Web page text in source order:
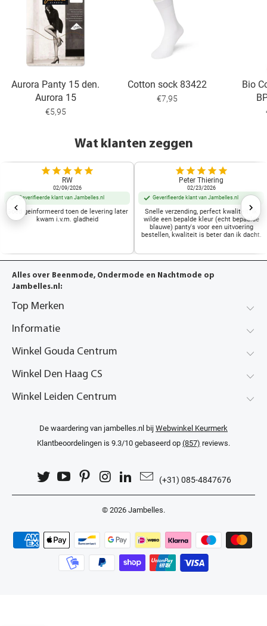
Aurora Panty 15 den.
Aurora 15
€5,95
Cotton sock 83422
€7,95
Bio
Wat klanten zeggen
RW
02/09/2026
Geverifieerde klant van Jambelles.nl
Goed geinformeerd toen de levering later
kwam i.v.m. gladheid
Peter Thiering
02/23/2026
Geverifieerde klant van Jambelles.nl
Snelle verzending, perfect kwaliteit. Ik
wilde een bepalde kleur (echt bepaalde
blauwe) panty's voor een uitvoering
bestellen, kwaliteit is beter dan ik dacht.
Alles over Beenmode, Ondermode en Nachtmode op
Jambelles.nl:
Top Merken
Informatie
Winkel Gouda Centrum
Winkel Den Haag CS
Winkel Leiden Centrum
De waardering van jambelles.nl bij Webwinkel Keurmerk
Klantbeoordelingen is 9.3/10 gebaseerd op (857) reviews.
(+31) 085-4847676
© 2026 Jambelles.